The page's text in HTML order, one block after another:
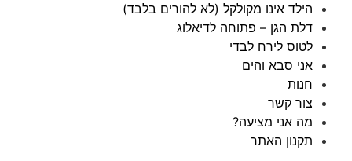
הילד אינו מקולקל (לא להורים בלבד)
דלת הגן – פתוחה לדיאלוג
לטוס לירח לבדי
אני סבא והים
חנות
צור קשר
מה אני מציעה?
תקנון האתר